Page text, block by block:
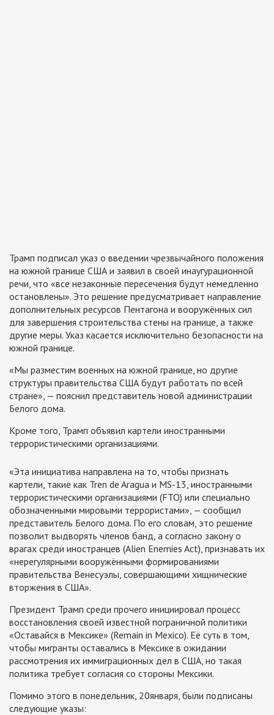
Трамп подписал указ о введении чрезвычайного положения
на южной границе США и заявил в своей инаугурационной
речи, что «все незаконные пересечения будут немедленно
остановлены». Это решение предусматривает направление
дополнительных ресурсов Пентагона и вооружённых сил
для завершения строительства стены на границе, а также
другие меры. Указ касается исключительно безопасности на
южной границе.
«Мы разместим военных на южной границе, но другие
структуры правительства США будут работать по всей
стране», — пояснил представитель новой администрации
Белого дома.
Кроме того, Трамп объявил картели иностранными
террористическими организациями.
«Эта инициатива направлена на то, чтобы признать
картели, такие как Tren de Aragua и MS-13, иностранными
террористическими организациями (FTO) или специально
обозначенными мировыми террористами», — сообщил
представитель Белого дома. По его словам, это решение
позволит выдворять членов банд, а согласно закону о
врагах среди иностранцев (Alien Enemies Act), признавать их
«нерегулярными вооружёнными формированиями
правительства Венесуэлы, совершающими хищнические
вторжения в США».
Президент Трамп среди прочего инициировал процесс
восстановления своей известной пограничной политики
«Оставайся в Мексике» (Remain in Mexico). Её суть в том,
чтобы мигранты оставались в Мексике в ожидании
рассмотрения их иммиграционных дел в США, но такая
политика требует согласия со стороны Мексики.
Помимо этого в понедельник, 20января, были подписаны
следующие указы: